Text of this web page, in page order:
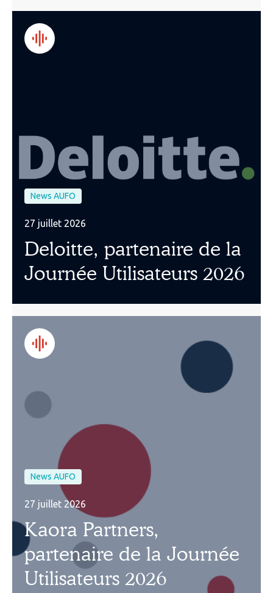
News AUFO
27 juillet 2026
Deloitte, partenaire de la
Journée Utilisateurs 2026
News AUFO
27 juillet 2026
Kaora Partners,
partenaire de la Journée
Utilisateurs 2026